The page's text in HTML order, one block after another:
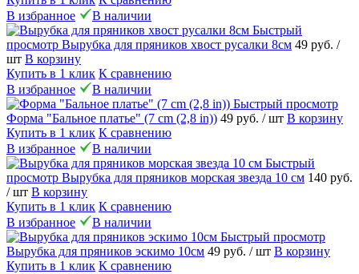
В избранное
В наличии
Быстрый
просмотр Вырубка для пряников хвост русалки 8см 49 руб. /
шт В корзину
Купить в 1 клик К сравнению
В избранное
В наличии
Быстрый просмотр
Форма "Бальное платье" (7 cm (2,8 in)) 49 руб. / шт В корзину
Купить в 1 клик К сравнению
В избранное
В наличии
Быстрый
просмотр Вырубка для пряников морская звезда 10 см 140 руб.
/ шт В корзину
Купить в 1 клик К сравнению
В избранное
В наличии
Быстрый просмотр
Вырубка для пряников эскимо 10см 49 руб. / шт В корзину
Купить в 1 клик К сравнению